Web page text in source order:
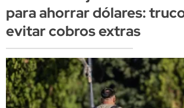
para ahorrar dólares:
evitar cobros extras